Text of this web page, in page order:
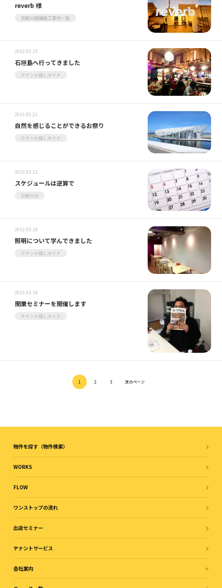
reverb 様
京都の店舗施工事例一覧
2013.03.25
石垣島へ行ってきました
テナント探しガイド
2013.03.21
自然を感じることができるお祭り
テナント探しガイド
2013.03.21
スケジュールは逆算で
お知らせ
2013.03.19
照明について学んできました
テナント探しガイド
2013.03.19
開業セミナーを開催します
テナント探しガイド
1 2 3 次のページ
物件を探す（物件検索）
WORKS
FLOW
ワンストップの流れ
出店セミナー
テナントサービス
会社案内